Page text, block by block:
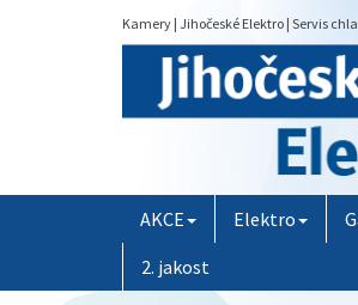
Kamery | Jihočeské Elektro | Servis
AKCE Elektro
2. jakost